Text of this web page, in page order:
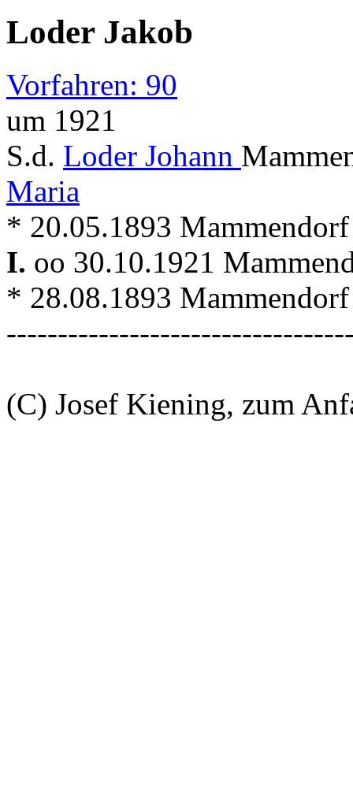
Loder Jakob
Vorfahren: 90
um 1921
S.d. Loder Johann
Maria
* 20.05.1893
I. oo 30.10.1921
* 28.08.1893
(C) Josef Kiening, zum